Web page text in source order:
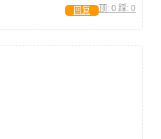
顶: 0 踩: 0
回复